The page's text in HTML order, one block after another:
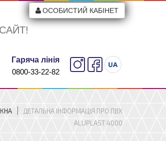
ОСОБИСТИЙ КАБІНЕТ
Гаряча лінія
0800-33-22-82
ДЕТАЛЬНА ІНФОРМАЦІЯ ПРО ПВХ
ALUPLAST 4000